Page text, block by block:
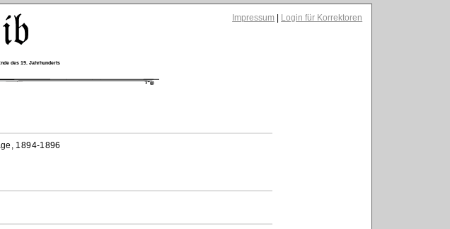
Impressum Login für Korrektoren
des 19. Jahrhunderts
1894-1896